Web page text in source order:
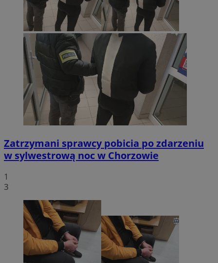
Zatrzymani sprawcy pobicia po zdarzeniu
w sylwestrową noc w Chorzowie
1
3